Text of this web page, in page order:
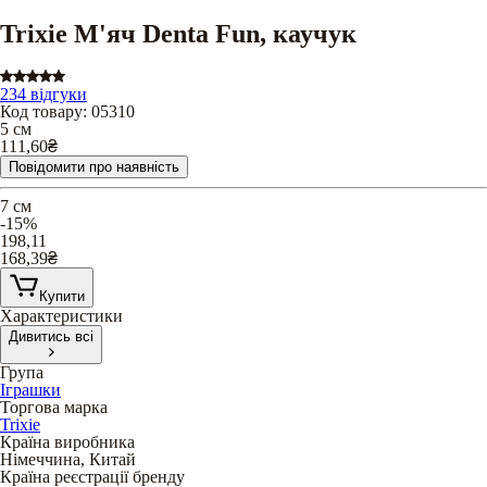
Trixie М'яч Denta Fun, каучук
234 відгуки
Код товару: 05310
5 см
111,60₴
Повідомити про наявність
7 см
-15%
198,11
168,39₴
Купити
Характеристики
Дивитись всі
Група
Іграшки
Торгова марка
Trixie
Країна виробника
Німеччина, Китай
Країна реєстрації бренду